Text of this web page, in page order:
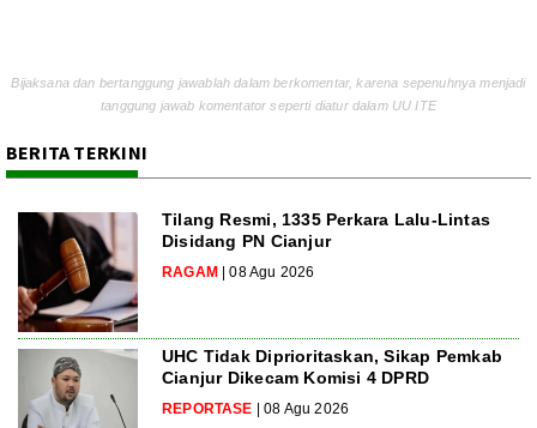
Bijaksana dan bertanggung jawablah dalam berkomentar, karena sepenuhnya menjadi
tanggung jawab komentator seperti diatur dalam UU ITE
BERITA TERKINI
Tilang Resmi, 1335 Perkara Lalu-Lintas
Disidang PN Cianjur
RAGAM | 08 Agu 2026
UHC Tidak Diprioritaskan, Sikap Pemkab
Cianjur Dikecam Komisi 4 DPRD
REPORTASE | 08 Agu 2026